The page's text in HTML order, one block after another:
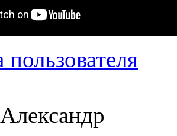
Александр